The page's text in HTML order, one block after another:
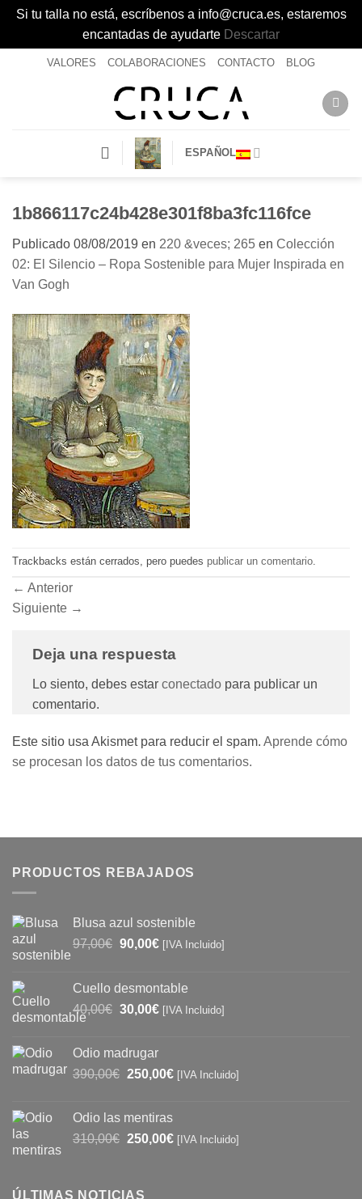
Si tu talla no está, escríbenos a info@cruca.es, estaremos
encantadas de ayudarte Descartar
VALORES COLABORACIONES CONTACTO BLOG
ESPAÑOL
1b866117c24b428e301f8ba3fc116fce
Publicado 08/08/2019 en 220 &veces; 265 en Colección
02: El Silencio – Ropa Sostenible para Mujer Inspirada en
Van Gogh
Trackbacks están cerrados, pero puedes publicar un comentario.
← Anterior
Siguiente →
Deja una respuesta
Lo siento, debes estar conectado para publicar un
comentario.
Este sitio usa Akismet para reducir el spam. Aprende cómo
se procesan los datos de tus comentarios.
PRODUCTOS REBAJADOS
Blusa azul sostenible
97,00€ El
era:
97,00€.
90,00€El
es:
90,00€.
[IVA Incluido]
Cuello desmontable
40,00€ El
era:
40,00€.
30,00€El
30,00€.
[IVA Incluido]
Odio madrugar
390,00€ El
era:
390,00€.
250,00€El
es:
250,00€.
[IVA Incluido]
Odio las mentiras
310,00€ El
era:
250,00€El[IVA Incluido]
ÚLTIMAS NOTICIAS